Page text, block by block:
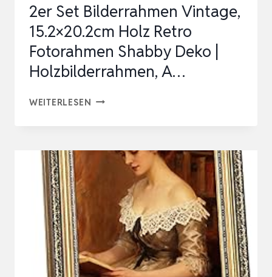
WANDDEKO
TI…
2er Set Bilderrahmen Vintage,
15.2×20.2cm Holz Retro
Fotorahmen Shabby Deko |
Holzbilderrahmen, A…
WEITERLESEN 2ER
VINTAGE,
15.2×20.2CM
RETRO
FOTORAHMEN
SHABBY
DEKO